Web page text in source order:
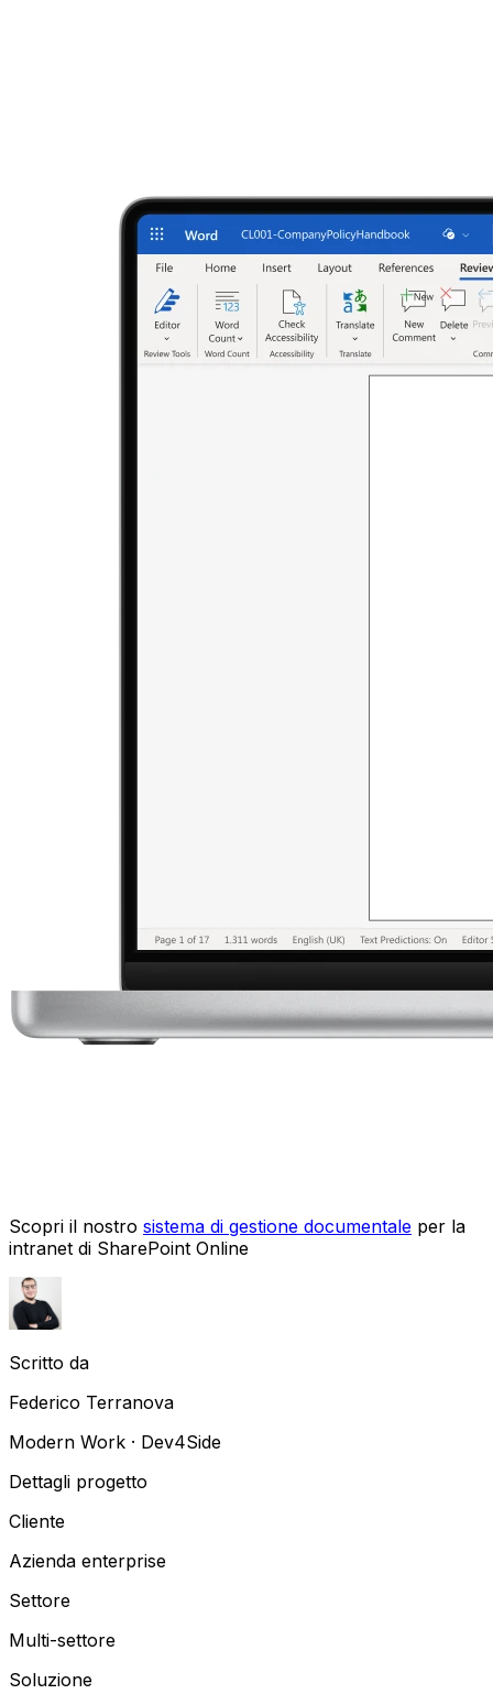
Scopri il nostro sistema di gestione documentale per la
intranet di SharePoint Online
Scritto da
Federico Terranova
Modern Work · Dev4Side
Dettagli progetto
Cliente
Azienda enterprise
Settore
Multi-settore
Soluzione